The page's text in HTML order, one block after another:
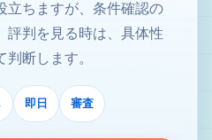
立ちますが、条件確認の
評判を見る時は、具体性
断します。
即日 審査